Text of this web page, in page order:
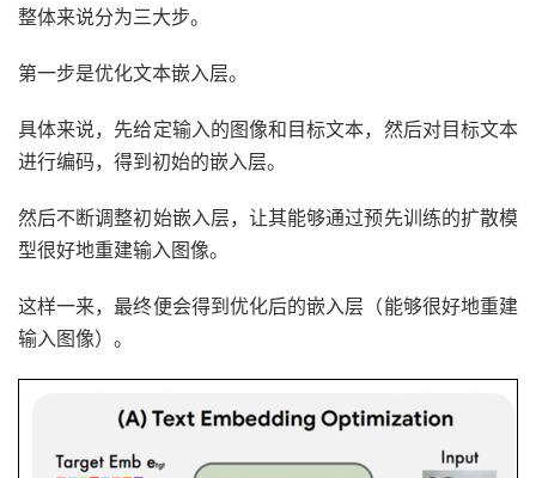
整体来说分为三大步。
第一步是优化文本嵌入层。
具体来说，先给定输入的图像和目标文本，然后对目标文本
进行编码，得到初始的嵌入层。
然后不断调整初始嵌入层，让其能够通过预先训练的扩散模
型很好地重建输入图像。
这样一来，最终便会得到优化后的嵌入层（能够很好地重建
输入图像）。